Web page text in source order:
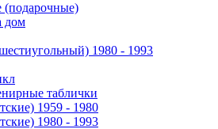
дом
1980 - 1993
таблички
1959 - 1980
1980 - 1993